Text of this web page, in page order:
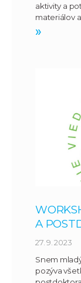
aktivity a
materiálov
»
A
27. 9. 2023
Snem
pozýva